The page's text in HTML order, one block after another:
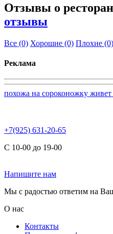
Отзывы о
отзывы
Все (0) Хорошие (0) Плохие (0)
Реклама
похожа на сороконожку живет
+7(925) 631-20-65
С 10-00 до 19-00
Напишите нам
Мы с радостью ответим на
О нас
Контакты